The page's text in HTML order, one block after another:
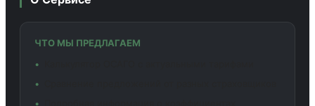
ЧТО МЫ ПРЕДЛАГАЕМ